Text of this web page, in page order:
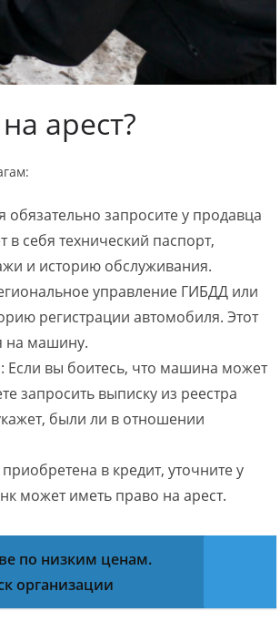
арест?
запросите у продавца
себя технический паспорт,
и историю обслуживания.
управление ГИБДД или
регистрации автомобиля. Этот
на машину.
: Если вы боитесь, что машина может
запросить выписку из реестра
были ли в отношении
в кредит, уточните у
может иметь право на арест.
по низким ценам.
организации